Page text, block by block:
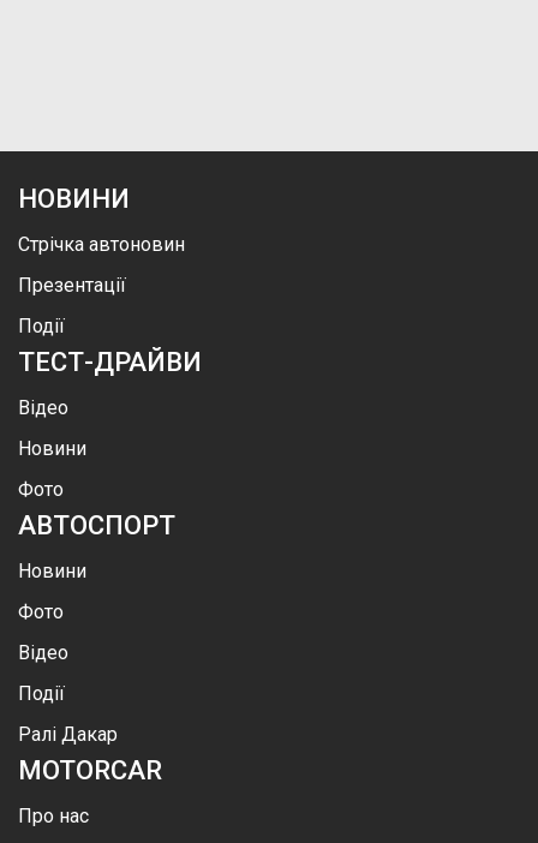
НОВИНИ
Стрічка автоновин
Презентації
Події
ТЕСТ-ДРАЙВИ
Відео
Новини
Фото
АВТОСПОРТ
Новини
Фото
Відео
Події
Ралі Дакар
MOTORCAR
Про нас